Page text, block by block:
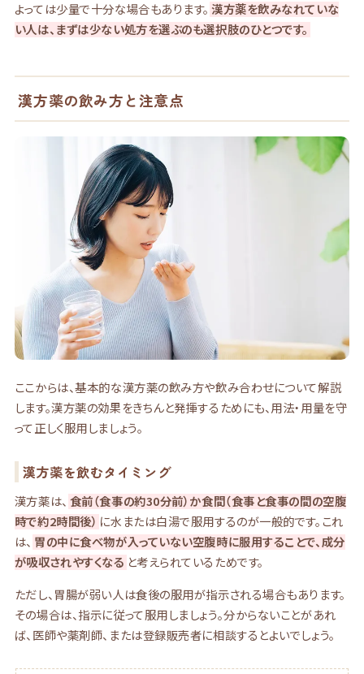
よっては少量で十分な場合もあります。 漢方薬を飲みなれていな
い人は、まずは少ない処方を選ぶのも選択肢のひとつです。
漢方薬の飲み方と注意点
ここからは、基本的な漢方薬の飲み方や飲み合わせについて解説
します。漢方薬の効果をきちんと発揮するためにも、用法・用量を守
って正しく服用しましょう。
漢方薬を飲むタイミング
漢方薬は、 食前（食事の約30分前）か食間（食事と食事の間の空腹
時で約2時間後） に水または白湯で服用するのが一般的です。これ
は、 胃の中に食べ物が入っていない空腹時に服用することで、成分
が吸収されやすくなる と考えられているためです。
ただし、胃腸が弱い人は食後の服用が指示される場合もあります。
その場合は、指示に従って服用しましょう。分からないことがあれ
ば、医師や薬剤師、または登録販売者に相談するとよいでしょう。